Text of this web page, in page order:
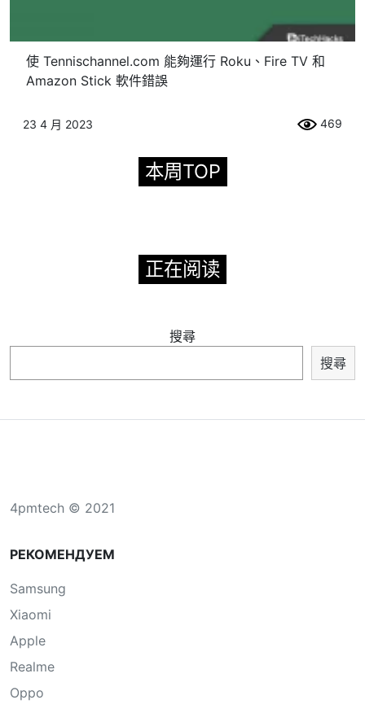
使 Tennischannel.com 能夠運行 Roku、Fire TV 和
Amazon Stick 軟件錯誤
23 4 月 2023 469
本周TOP
正在阅读
搜尋
搜尋
4pmtech © 2021
РЕКОМЕНДУЕМ
Samsung
Xiaomi
Apple
Realme
Oppo